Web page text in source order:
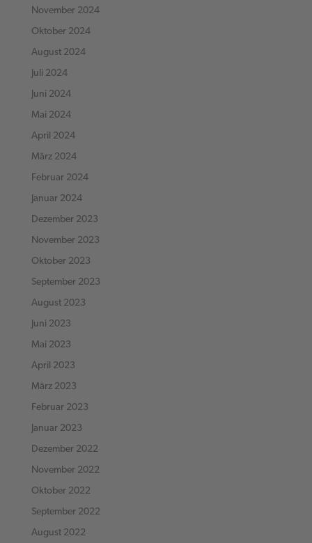
November 2024
Oktober 2024
August 2024
Juli 2024
Juni 2024
Mai 2024
April 2024
März 2024
Februar 2024
Januar 2024
Dezember 2023
November 2023
Oktober 2023
September 2023
August 2023
Juni 2023
Mai 2023
April 2023
März 2023
Februar 2023
Januar 2023
Dezember 2022
November 2022
Oktober 2022
September 2022
August 2022